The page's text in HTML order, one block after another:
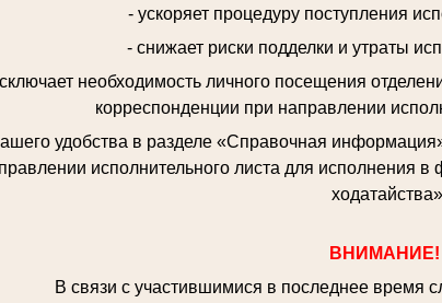
- ускоряет процедуру поступления
- снижает риски подделки и утраты
необходимость личного посещения
корреспонденции при направлении
удобства в разделе «Справочная
исполнительного листа для исполнения
ВНИМАНИЕ!
В связи с участившимися в последнее время